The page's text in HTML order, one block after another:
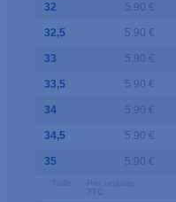
32 5.90 €
32,5 5.90 €
33 5.90 €
33,5 5.90 €
34 5.90 €
34,5 5.90 €
35 5.90 €